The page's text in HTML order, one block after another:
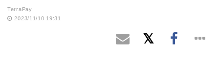
TerraPay
2023/11/10 19:31